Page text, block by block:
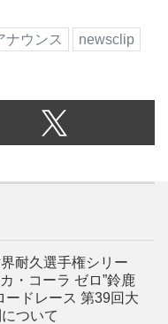
ナウンス
newsclip
耐久選手権シリー
・コーラ ゼロ”鈴鹿
ードレース 第39回大
ついて